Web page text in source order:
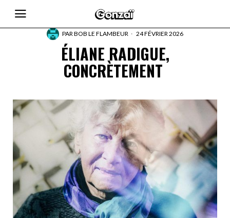
PARBOB LE FLAMBEUR 24 FÉVRIER 2026
ÉLIANE RADIGUE,
CONCRÈTEMENT